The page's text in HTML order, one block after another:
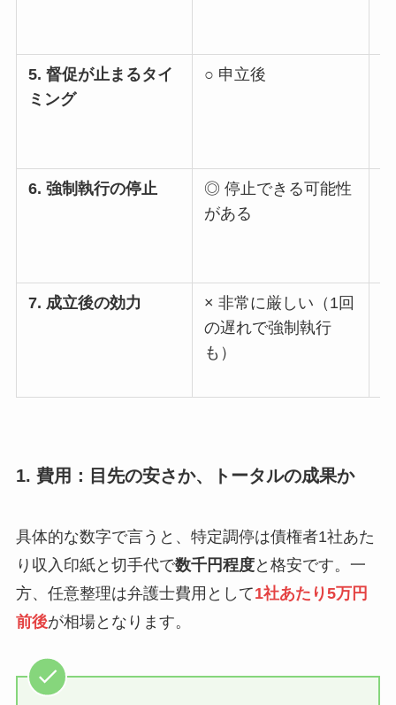
5. 督促が止まるタイ
ミング
○ 申立後
6. 強制執行の停止
◎ 停止できる可能性
がある
7. 成立後の効力
× 非常に厳しい（1回
の遅れで強制執行
も）
1. 費用：目先の安さか、トータルの成果か
具体的な数字で言うと、特定調停は債権者1社あた
り収入印紙と切手代で数千円程度と格安です。一
方、任意整理は弁護士費用として1社あたり5万円
前後が相場となります。